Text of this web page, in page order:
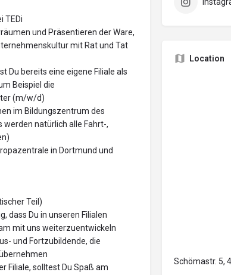
TEDi
und Präsentieren der Ware,
mit Rat und Tat
Du bereits eine eigene Filiale als
Beispiel die
(m/w/d)
im Bildungszentrum des
werden natürlich alle Fahrt-,
in Dortmund und
Teil)
dass Du in unseren Filialen
mit uns weiterzuentwickeln
und Fortzubildende, die
Filiale, solltest Du Spaß am
Location
Schömastr. 5,